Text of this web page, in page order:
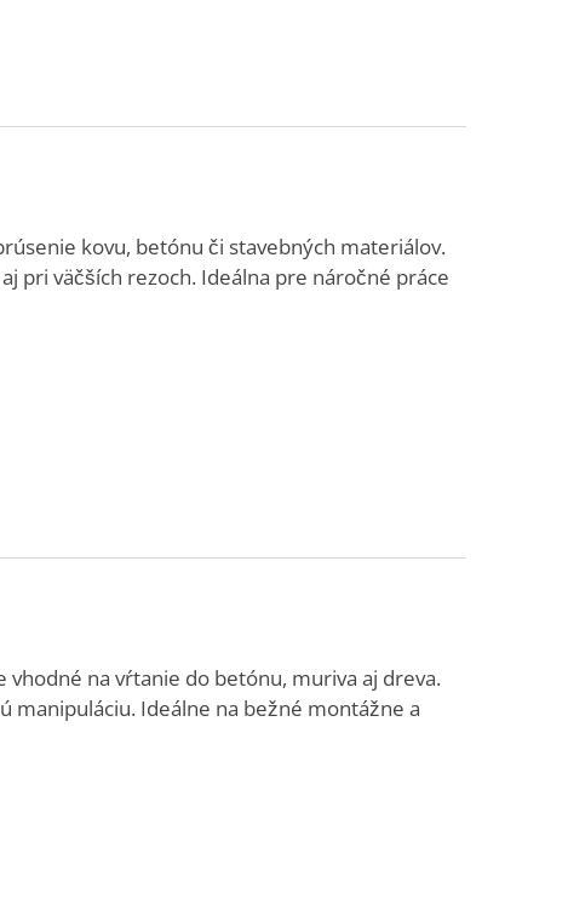
kovu, betónu či stavebných materiálov.
pri väčších rezoch. Ideálna pre náročné práce
na vŕtanie do betónu, muriva aj dreva.
manipuláciu. Ideálne na bežné montážne a